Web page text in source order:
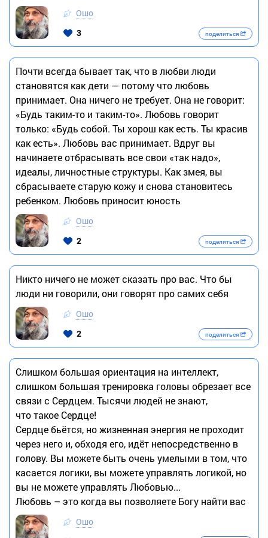
Ошо
3
поделиться
Почти всегда бывает так, что в любви люди
становятся как дети — потому что любовь
принимает. Она ничего не требует. Она не говорит:
«Будь таким-то и таким-то». Любовь говорит
только: «Будь собой. Ты хорош как есть. Ты красив
как есть». Любовь вас принимает. Вдруг вы
начинаете отбрасывать все свои «так надо»,
идеалы, личностные структуры. Как змея, вы
сбрасываете старую кожу и снова становитесь
ребенком. Любовь приносит юность
Ошо
2
поделиться
Никто ничего не может сказать про вас. Что бы
люди ни говорили, они говорят про самих себя
Ошо
2
поделиться
Слишком большая ориентация на интеллект,
слишком большая тренировка головы обрезает все
связи с Сердцем. Тысячи людей не знают,
что такое Сердце!
Сердце бьётся, но жизненная энергия не проходит
через него и, обходя его, идёт непосредственно в
голову. Вы можете быть очень умелыми в том, что
касается логики, вы можете управлять логикой, но
вы не можете управлять Любовью...
Любовь – это когда вы позволяете Богу найти вас
Ошо